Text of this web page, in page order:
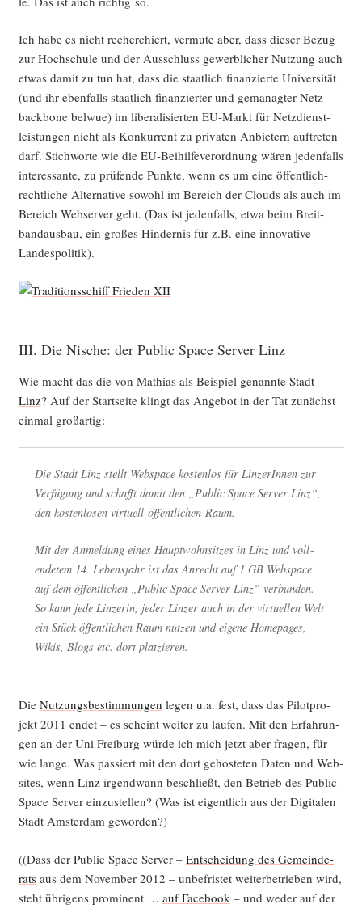
Ich habe es nicht recher­chiert, ver­mu­te aber, dass die­ser Bezug
zur Hoch­schu­le und der Aus­schluss gewerb­li­cher Nut­zung auch
etwas damit zu tun hat, dass die staat­lich finan­zier­te Uni­ver­si­tät
(und ihr eben­falls staat­lich finan­zier­ter und gema­nag­ter Netz­
back­bone bel­wue) im libe­ra­li­sier­ten EU-Markt für Netz­dienst­
leis­tun­gen nicht als Kon­kur­rent zu pri­va­ten Anbie­tern auf­tre­ten
darf. Stich­wor­te wie die EU-Bei­hil­fe­ver­ord­nung wären jeden­falls
inter­es­san­te, zu prü­fen­de Punk­te, wenn es um eine öffent­lich-
recht­li­che Alter­na­ti­ve sowohl im Bereich der Clouds als auch im
Bereich Web­ser­ver geht. (Das ist jeden­falls, etwa beim Breit­
band­aus­bau, ein gro­ßes Hin­der­nis für z.B. eine inno­va­ti­ve
Landespolitik).
III. Die Nische: der Public Space Server Linz
Wie macht das die von Mathi­as als Bei­spiel genann­te Stadt
Linz? Auf der Start­sei­te klingt das Ange­bot in der Tat zunächst
ein­mal großartig:
Die Stadt Linz stellt Web­space kos­ten­los für Lin­ze­rIn­nen zur
Ver­fü­gung und schafft damit den „Public Space Ser­ver Linz“,
den kos­ten­lo­sen vir­tu­ell-öffent­li­chen Raum.
Mit der Anmel­dung eines Haupt­wohn­sit­zes in Linz und voll­
ende­tem 14. Lebens­jahr ist das Anrecht auf 1 GB Web­space
auf dem öffent­li­chen „Public Space Ser­ver Linz“ ver­bun­den.
So kann jede Lin­ze­rin, jeder Lin­zer auch in der vir­tu­el­len Welt
ein Stück öffent­li­chen Raum nut­zen und eige­ne Home­pages,
Wikis, Blogs etc. dort platzieren.
Die Nut­zungs­be­stim­mun­gen legen u.a. fest, dass das Pilot­pro­
jekt 2011 endet – es scheint wei­ter zu lau­fen. Mit den Erfah­run­
gen an der Uni Frei­burg wür­de ich mich jetzt aber fra­gen, für
wie lan­ge. Was pas­siert mit den dort gehos­te­ten Daten und Web­
sites, wenn Linz irgend­wann beschließt, den Betrieb des Public
Space Ser­ver ein­zu­stel­len? (Was ist eigent­lich aus der Digi­ta­len
Stadt Ams­ter­dam geworden?)
((Dass der Public Space Ser­ver – Ent­schei­dung des Gemein­de­
ratsaus dem Novem­ber 2012 – unbe­fris­tet wei­ter­be­trie­ben wird,
steht übri­gens pro­mi­nent … auf Face­book – und weder auf der